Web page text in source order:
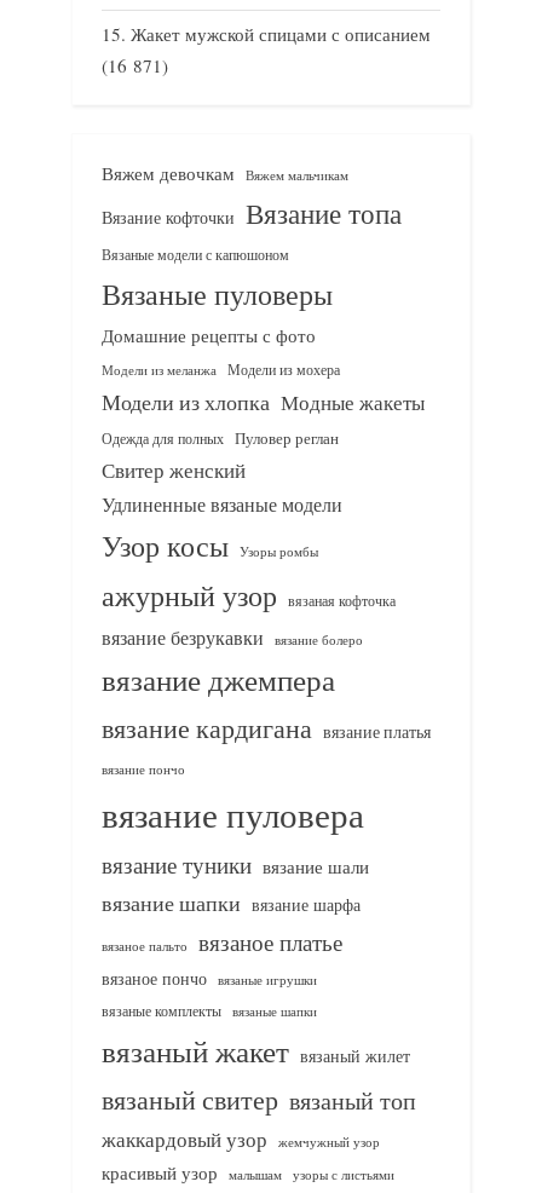
Жакет мужской спицами с описанием
(16 871)
Вяжем девочкам Вяжем мальчикам
Вязание кофточки Вязание топа
Вязаные модели с капюшоном
Вязаные пуловеры
Домашние рецепты с фото
Модели из меланжа Модели из мохера
Модели из хлопка Модные жакеты
Одежда для полных Пуловер реглан
Свитер женский
Удлиненные вязаные модели
Узор косы Узоры ромбы
ажурный узор вязаная кофточка
вязание безрукавки вязание болеро
вязание джемпера
вязание кардигана вязание платья
вязание пончо
вязание пуловера
вязание туники вязание шали
вязание шапки вязание шарфа
вязаное пальто вязаное платье
вязаное пончо вязаные игрушки
вязаные комплекты
вязаные шапки
вязаный жакет вязаный жилет
вязаный свитер вязаный топ
жаккардовый узор жемчужный узор
красивый узор малышам узоры с листьями